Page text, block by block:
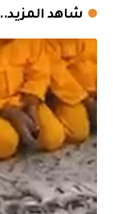
شاهد المزيد..